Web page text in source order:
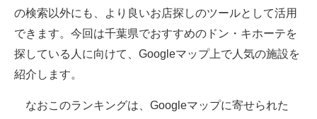
スマホと通信の最新トレンド
進化するPCとデバイスの未来
好きが集まる 比べて選べる
ビジネスと働き方のヒント
の検索以外にも、より良いお店探しのツールとして活用
できます。今回は千葉県でおすすめのドン・キホーテを
探している人に向けて、Googleマップ上で人気の施設を
紹介します。
なおこのランキングは、Googleマップに寄せられた